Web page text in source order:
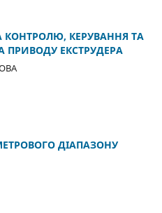
КОНТРОЛЮ, КЕРУВАННЯ ТА
ПРИВОДУ ЕКСТРУДЕРА
ДІАПАЗОНУ